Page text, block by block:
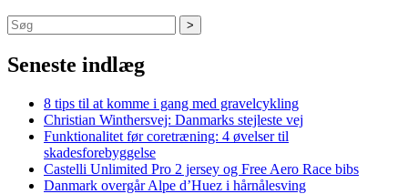
Søg
Seneste indlæg
8 tips til at komme i gang med gravelcykling
Christian Winthersvej: Danmarks stejleste vej
Funktionalitet før coretræning: 4 øvelser til
skadesforebyggelse
Castelli Unlimited Pro 2 jersey og Free Aero Race bibs
Danmark overgår Alpe d’Huez i hårnålesving